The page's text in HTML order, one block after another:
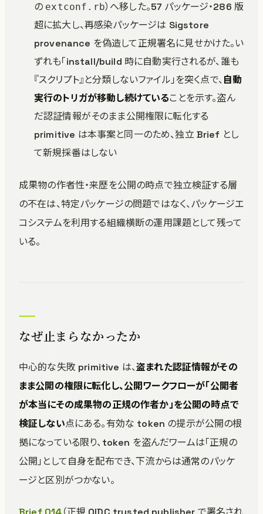
の extconf.rb）へ移した。57 パッケージ・286 版
超に拡大し、再感染パッケージは Sigstore
provenance を偽造して正規署名に見せかけた。い
ずれも「install/build 時に自動実行されるが、誰も
『スクリプト』と分類しないファイル」を突く点で、自動
実行のトリガが移動し続けていることを示す。盗ん
だ認証情報がそのまま公開権限に転化する
primitive は本事案と同一のため、独立 Brief とし
て新規採番はしない
成果物の作者性・来歴を公開の時点で独立検証する層
の不在は、特定パッケージの問題ではなく、パッケージエ
コシステムを利用する組織横断の運用課題として残って
いる。
なぜ止まらなかったか
中心的な失敗 primitive は、盗まれた認証情報がその
まま公開の権限に転化し、公開ワークフローが「公開者
が本当にその成果物の正規の作者か」を公開の時点で
検証しない点にある。有効な token の提示が公開の根
拠になっている限り、token を盗んだワームは「正規の
公開」として自身を配布でき、下流からは通常のパッケ
ージと区別がつかない。